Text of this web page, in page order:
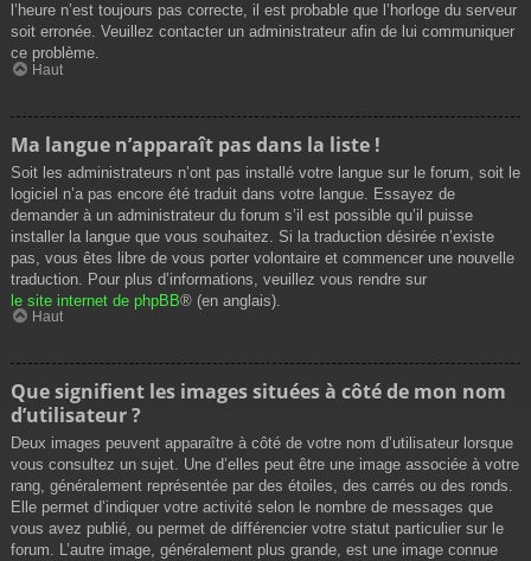
l’heure n’est toujours pas correcte, il est probable que l’horloge du serveur
soit erronée. Veuillez contacter un administrateur afin de lui communiquer
ce problème.
Haut
Ma langue n’apparaît pas dans la liste !
Soit les administrateurs n’ont pas installé votre langue sur le forum, soit le
logiciel n’a pas encore été traduit dans votre langue. Essayez de
demander à un administrateur du forum s’il est possible qu’il puisse
installer la langue que vous souhaitez. Si la traduction désirée n’existe
pas, vous êtes libre de vous porter volontaire et commencer une nouvelle
traduction. Pour plus d’informations, veuillez vous rendre sur
le site internet de phpBB® (en anglais).
Haut
Que signifient les images situées à côté de mon nom
d’utilisateur ?
Deux images peuvent apparaître à côté de votre nom d’utilisateur lorsque
vous consultez un sujet. Une d’elles peut être une image associée à votre
rang, généralement représentée par des étoiles, des carrés ou des ronds.
Elle permet d’indiquer votre activité selon le nombre de messages que
vous avez publié, ou permet de différencier votre statut particulier sur le
forum. L’autre image, généralement plus grande, est une image connue